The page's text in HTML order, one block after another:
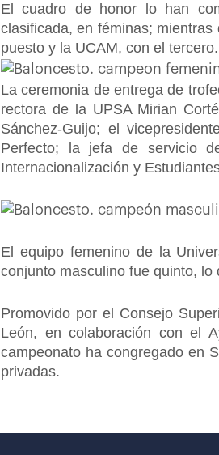
El cuadro de honor lo han
clasificada, en féminas;
puesto y la UCAM, con el tercero.
La ceremonia de entrega de
rectora de la UPSA Mirian
Sánchez-Guijo; el
Perfecto; la jefa de servicio
Internacionalización y
El equipo femenino de la
conjunto masculino fue quinto,
Promovido por el Consejo
León, en colaboración con el
campeonato ha congregado en
privadas.